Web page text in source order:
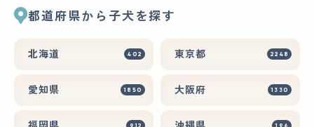
都道府県から子犬を探す
北海道 402 東京都 2248
愛知県 1850 大阪府 1330
912 196